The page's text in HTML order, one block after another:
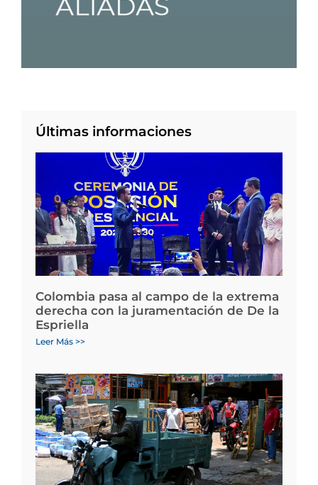
Últimas informaciones
Colombia pasa al campo de la extrema
derecha con la juramentación de De la
Espriella
Leer Más >>